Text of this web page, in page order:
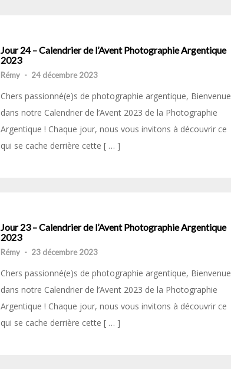
Jour 24 – Calendrier de l’Avent Photographie Argentique
2023
Rémy - 24 décembre 2023
Chers passionné(e)s de photographie argentique, Bienvenue
dans notre Calendrier de l’Avent 2023 de la Photographie
Argentique ! Chaque jour, nous vous invitons à découvrir ce
qui se cache derrière cette [ … ]
Jour 23 – Calendrier de l’Avent Photographie Argentique
2023
Rémy - 23 décembre 2023
Chers passionné(e)s de photographie argentique, Bienvenue
dans notre Calendrier de l’Avent 2023 de la Photographie
Argentique ! Chaque jour, nous vous invitons à découvrir ce
qui se cache derrière cette [ … ]